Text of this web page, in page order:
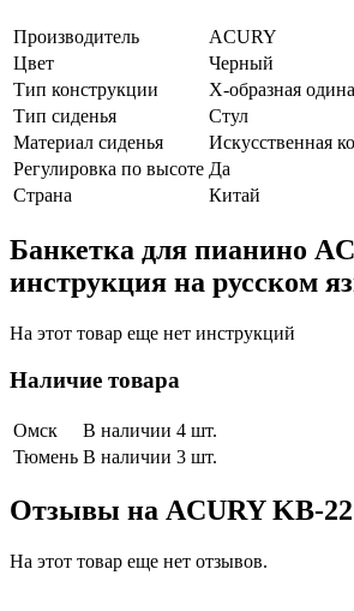
Производитель
ACURY
Цвет
Черный
Тип конструкции
Х-образная
Тип сиденья
Стул
Материал сиденья
Искусственная
Регулировка по высоте Да
Страна
Китай
Банкетка для пианино
инструкция на русском
На этот товар еще нет инструкций
Наличие товара
Омск
В наличии 4 шт.
Тюмень В наличии 3 шт.
Отзывы на ACURY KB-22
На этот товар еще нет отзывов.